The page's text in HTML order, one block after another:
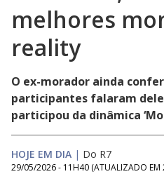
melhores
reality
O ex-morador ainda
participantes falaram dele
participou da dinâmica
HOJE EM DIA | Do R7
29/05/2026 - 11H40 (ATUALIZADO EM